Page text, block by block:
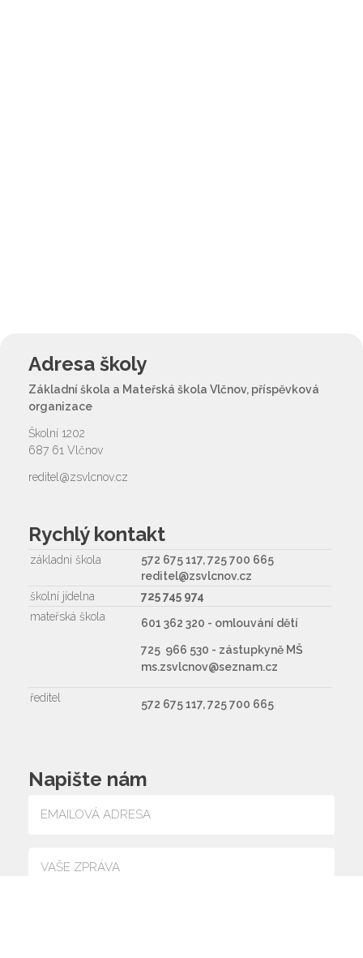
Adresa školy
Základní škola a Mateřská škola Vlčnov, příspěvková
organizace
Školní 1202
687 61 Vlčnov
reditel@zsvlcnov.cz
Rychlý kontakt
základní škola
572 675 117, 725 700 665
reditel@zsvlcnov.cz
školní jídelna
725 745 974
mateřská škola
601 362 320 - omlouvání dětí
725 966 530 - zástupkyně MŠ
ms.zsvlcnov@seznam.cz
ředitel 572 675 117, 725 700 665
Napište nám